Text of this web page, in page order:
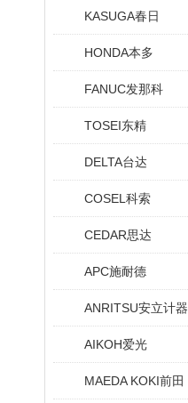
KASUGA春日
HONDA本多
FANUC发那科
TOSEI东精
DELTA台达
COSEL科索
CEDAR思达
APC施耐德
ANRITSU安立计器
AIKOH爱光
MAEDA KOKI前田